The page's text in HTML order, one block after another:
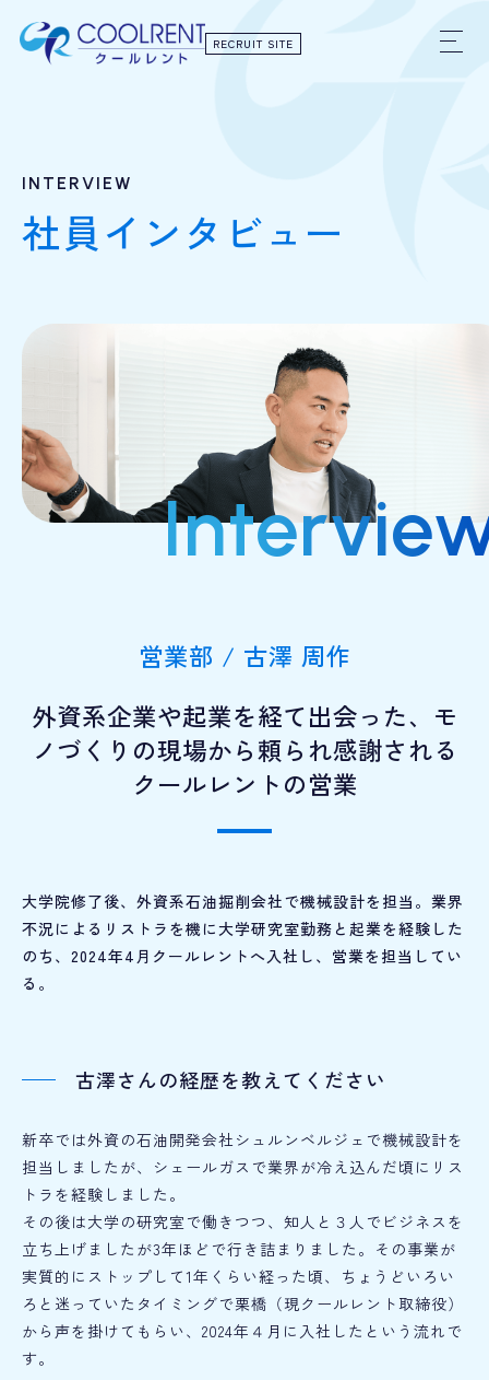
RECRUIT SITE
INTERVIEW
社員インタビュー
営業部 / 古澤 周作
外資系企業や起業を経て出会った、 モ
ノづくりの現場から頼られ感謝される
クールレントの営業
大学院修了後、外資系石油掘削会社で機械設計を担当。業界
不況によるリストラを機に大学研究室勤務と起業を経験した
のち、2024年4月クールレントへ入社し、営業を担当してい
る。
古澤さんの経歴を教えてください
新卒では外資の石油開発会社シュルンベルジェで機械設計を
担当しましたが、シェールガスで業界が冷え込んだ頃にリス
トラを経験しました。
その後は大学の研究室で働きつつ、知人と３人でビジネスを
立ち上げましたが3年ほどで行き詰まりました。その事業が
実質的にストップして1年くらい経った頃、ちょうどいろい
ろと迷っていたタイミングで栗橋（現クールレント取締役）
から声を掛けてもらい、2024年４月に入社したという流れで
す。